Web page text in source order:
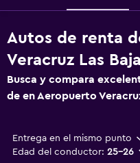
Autos de renta
Veracruz Las
Busca y compara
de en Aeropuerto
Entrega en el mismo punto
Edad del conductor: 25-26